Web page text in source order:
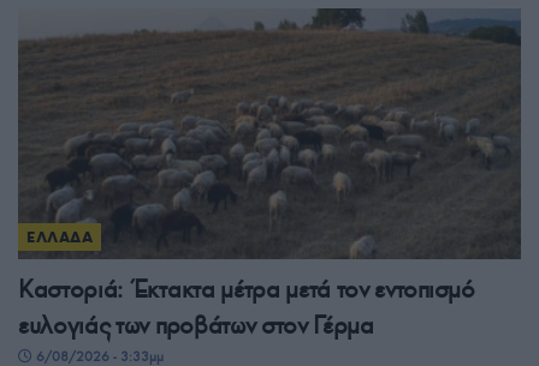
ΕΛΛΑΔΑ
Καστοριά: Έκτακτα μέτρα μετά τον εντοπισμό
ευλογιάς των προβάτων στον Γέρμα
6/08/2026 - 3:33μμ